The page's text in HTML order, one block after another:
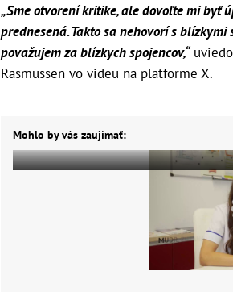
„Sme otvorení kritike, ale dovoľte mi byť
prednesená. Takto sa nehovorí s
považujem za blízkych spojencov,“
Rasmussen vo videu na platforme X.
Mohlo by vás zaujímať: